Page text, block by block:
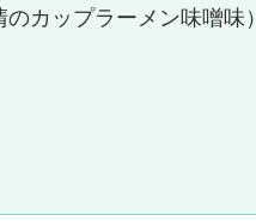
カップラーメン味噌味）